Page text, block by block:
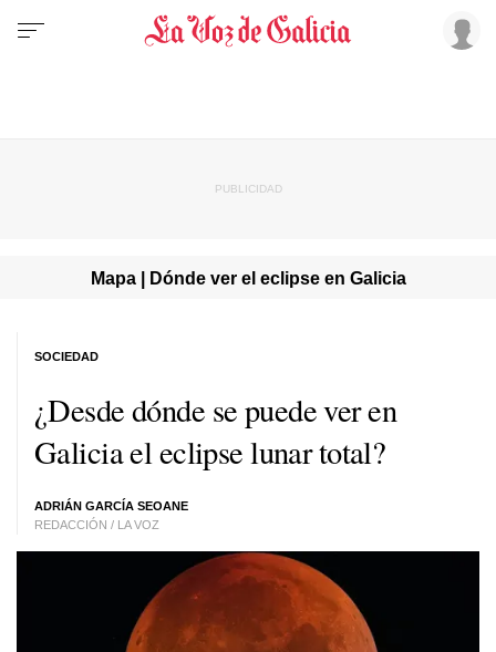
Mapa | Dónde ver el eclipse en Galicia
¿Desde dónde se puede ver en
Galicia el eclipse lunar total?
ADRIÁN GARCÍA SEOANE
REDACCIÓN / LA VOZ
SOCIEDAD